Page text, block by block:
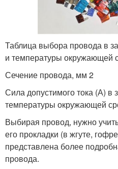
Таблица выбора провода в
и температуры окружающей
Сечение провода, мм 2
Сила допустимого тока (А) в
температуры окружающей
Выбирая провод, нужно
его прокладки (в жгуте,
представлена более
провода.